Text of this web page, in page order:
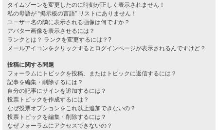
タイムゾーンを変更したのに時刻が正しく表示されません！
私の母語が “掲示板の言語” リストにありません！
ユーザー名の隣に表示される画像は何ですか？
アバター画像を表示させるには？
ランクとは？ ランクを変更するには？?
メールアイコンをクリックするとログインページが表示されるんですけど？
投稿に関する問題
フォーラムにトピックを投稿、またはトピックに返信するには？
記事を編集・削除するには？
自分の記事にサインを追加するには？
投票トピックを作成するには？
なぜ投票オプションをこれ以上追加できないの？
投票トピックを編集・削除するには？
なぜフォーラムにアクセスできないの？